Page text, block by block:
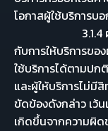
โอกาสผู้ใช้บริการ
3.1.4 ผู้ให้บริ
กับการให้บริการขอ
ใช้บริการได้ตามปก
และผู้ให้บริการไม่มี
ขัดข้องดังกล่าว เว้
เกิดขึ้นจากความผิด